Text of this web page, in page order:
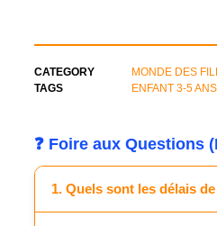
CATEGORY
MONDE DES
TAGS
ENFANT 3-5 ANS
❓ Foire aux Questions
1. Quels sont les délais